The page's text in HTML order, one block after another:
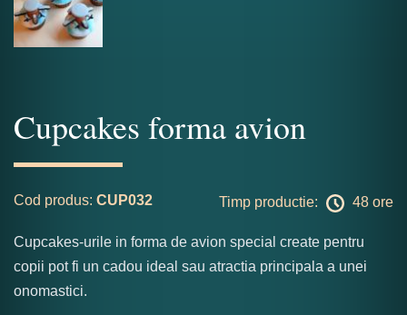
Cupcakes forma avion
Cod produs: CUP032 Timp productie: 48 ore
Cupcakes-urile in forma de avion special create pentru
copii pot fi un cadou ideal sau atractia principala a unei
onomastici.